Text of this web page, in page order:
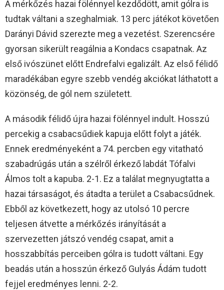
A mérkőzés hazai fölénnyel kezdődött, amit gólra is
tudtak váltani a szeghalmiak. 13 perc játékot követően
Darányi Dávid szerezte meg a vezetést. Szerencsére
gyorsan sikerült reagálnia a Kondacs csapatnak. Az
első ivószünet előtt Endrefalvi egalizált. Az első félidő
maradékában egyre szebb vendég akciókat láthatott a
közönség, de gól nem született.
A második félidő újra hazai fölénnyel indult. Hosszú
percekig a csabacsűdiek kapuja előtt folyt a játék.
Ennek eredményeként a 74. percben egy vitatható
szabadrúgás után a szélről érkező labdát Tófalvi
Álmos tolt a kapuba. 2-1. Ez a találat megnyugtatta a
hazai társaságot, és átadta a terület a Csabacsűdnek.
Ebből az következett, hogy az utolsó 10 percre
teljesen átvette a mérkőzés irányítását a
szervezetten játszó vendég csapat, amit a
hosszabbítás perceiben gólra is tudott váltani. Egy
beadás után a hosszún érkező Gulyás Ádám tudott
fejjel eredményes lenni. 2-2.